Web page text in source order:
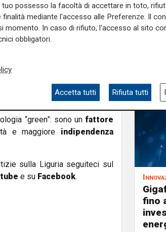
a un sistema più flessibile e
potenziale potrebbe
costante, soprattutto nel
di calore per processi
quella italiana, vanta solide
di circa il 30% nei
“green”: sono un fattore
e maggiore indipendenza
sulla Liguria seguiteci sul
e su Facebook.
fino
tuo possesso la facoltà di accettare in toto,
finalità mediante l'accesso alle Preferenze. Il
momento. In caso di rifiuto, l'accesso al sito
obbligatori.
Accetta tutti Rifiuta tutti